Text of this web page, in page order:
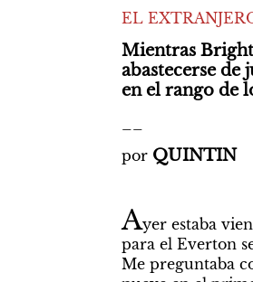
EL
Mientras
abastecerse de
en el rango de
por QUINTIN
Ayer estaba
para el Everton
Me preguntaba